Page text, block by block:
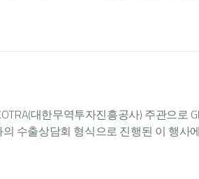
대한무역투자진흥공사) 주관으로
수출상담회 형식으로 진행된 이 행사